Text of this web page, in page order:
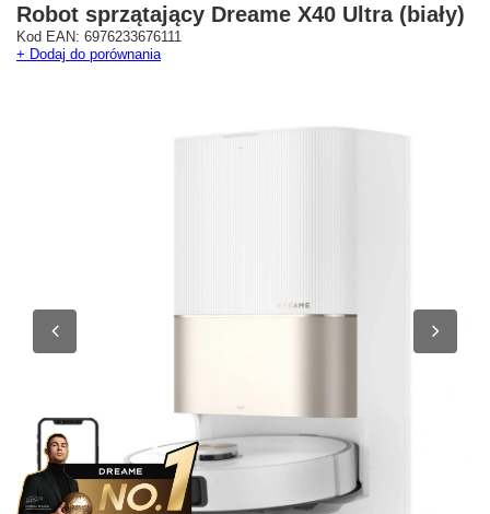
Robot sprzątający Dreame X40 Ultra (biały)
Kod EAN: 6976233676111
+ Dodaj do porównania